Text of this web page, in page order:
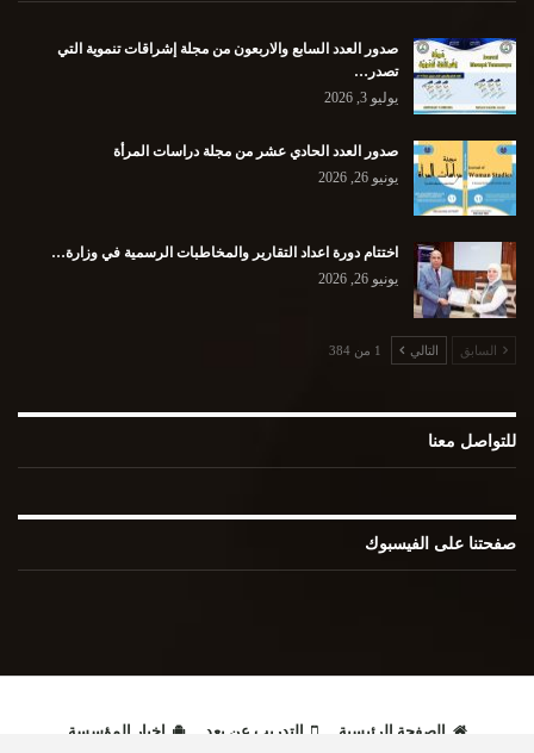
صدور العدد السابع والاربعون من مجلة إشراقات تنموية التي
تصدر…
يوليو 3, 2026
صدور العدد الحادي عشر من مجلة دراسات المرأة
يونيو 26, 2026
اختتام دورة اعداد التقارير والمخاطبات الرسمية في وزارة…
يونيو 26, 2026
السابق التالي 1 من 384
للتواصل معنا
صفحتنا على الفيسبوك
الصفحة الرئيسية التدريب عن بعد اخبار المؤسسة